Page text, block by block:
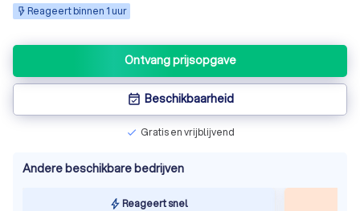
Reageert binnen 1 uur
Ontvang prijsopgave
event_available Beschikbaarheid
check Gratis en vrijblijvend
Andere beschikbare bedrijven
Reageert snel